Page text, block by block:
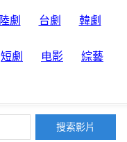
陸劇 台劇 韓劇
短劇 电影 綜藝